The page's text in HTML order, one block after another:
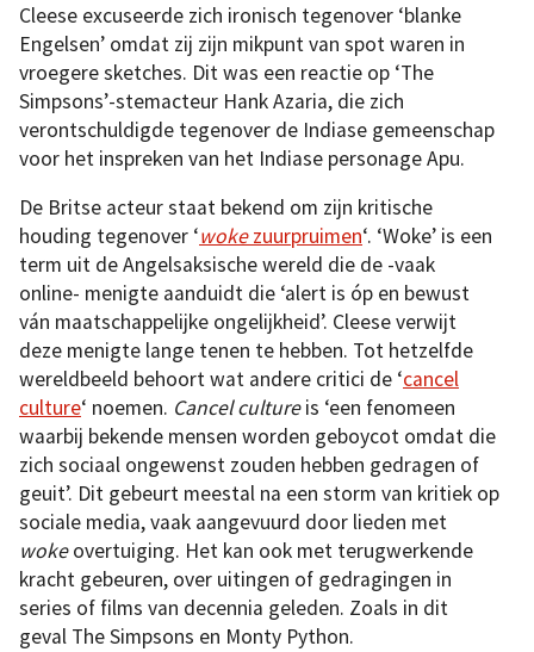
Cleese excuseerde zich ironisch tegenover ‘blanke
Engelsen’ omdat zij zijn mikpunt van spot waren in
vroegere sketches. Dit was een reactie op ‘The
Simpsons’-stemacteur Hank Azaria, die zich
verontschuldigde tegenover de Indiase gemeenschap
voor het inspreken van het Indiase personage Apu.
De Britse acteur staat bekend om zijn kritische
houding tegenover ‘wokezuurpruimen‘. ‘Woke’ is een
term uit de Angelsaksische wereld die de -vaak
online- menigte aanduidt die ‘alert is óp en bewust
ván maatschappelijke ongelijkheid’. Cleese verwijt
deze menigte lange tenen te hebben. Tot hetzelfde
wereldbeeld behoort wat andere critici de ‘cancel
culture‘ noemen. Cancel cultureis ‘een fenomeen
waarbij bekende mensen worden geboycot omdat die
zich sociaal ongewenst zouden hebben gedragen of
geuit’. Dit gebeurt meestal na een storm van kritiek op
sociale media, vaak aangevuurd door lieden met
wokeovertuiging. Het kan ook met terugwerkende
kracht gebeuren, over uitingen of gedragingen in
series of films van decennia geleden. Zoals in dit
geval The Simpsons en Monty Python.